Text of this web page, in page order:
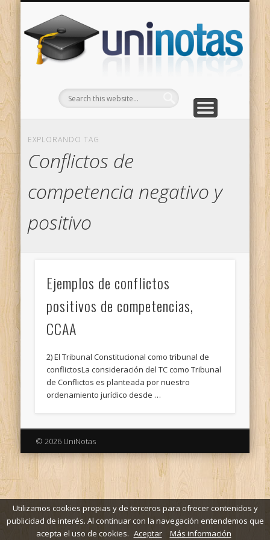
EXPLORANDO TAG
Conflictos de
competencia negativo y
positivo
Ejemplos de conflictos
positivos de competencias,
CCAA
2) El Tribunal Constitucional como tribunal de
conflictosLa consideración del TC como Tribunal
de Conflictos es planteada por nuestro
ordenamiento jurídico desde …
© 2026 UniNotas
Utilizamos cookies propias y de terceros para ofrecer contenidos y
publicidad de interés. Al continuar con la navegación entendemos que
acepta el uso de cookies. Aceptar Más información